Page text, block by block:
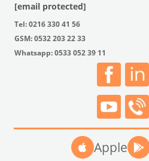
[email protected]
Tel: 0216 330 41 56
GSM: 0532 203 22 33
Whatsapp: 0533 052 39 11
Apple